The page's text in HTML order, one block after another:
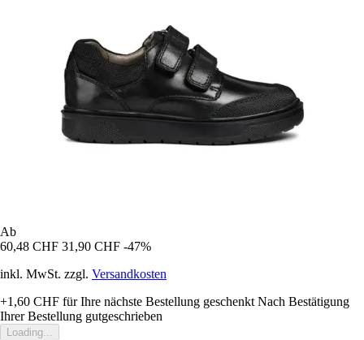
Ab
60,48 CHF 31,90 CHF -47%
inkl. MwSt. zzgl. Versandkosten
+1,60 CHF für Ihre nächste Bestellung geschenkt Nach Bestätigung
Ihrer Bestellung gutgeschrieben
Loading...